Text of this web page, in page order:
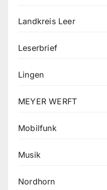
Landkreis Leer
Leserbrief
Lingen
MEYER WERFT
Mobilfunk
Musik
Nordhorn